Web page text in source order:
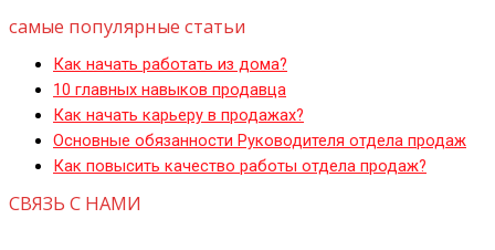
самые популярные статьи
Как начать работать из дома?
10 главных навыков продавца
Как начать карьеру в продажах?
Основные обязанности Руководителя отдела продаж
Как повысить качество работы отдела продаж?
СВЯЗЬ С НАМИ